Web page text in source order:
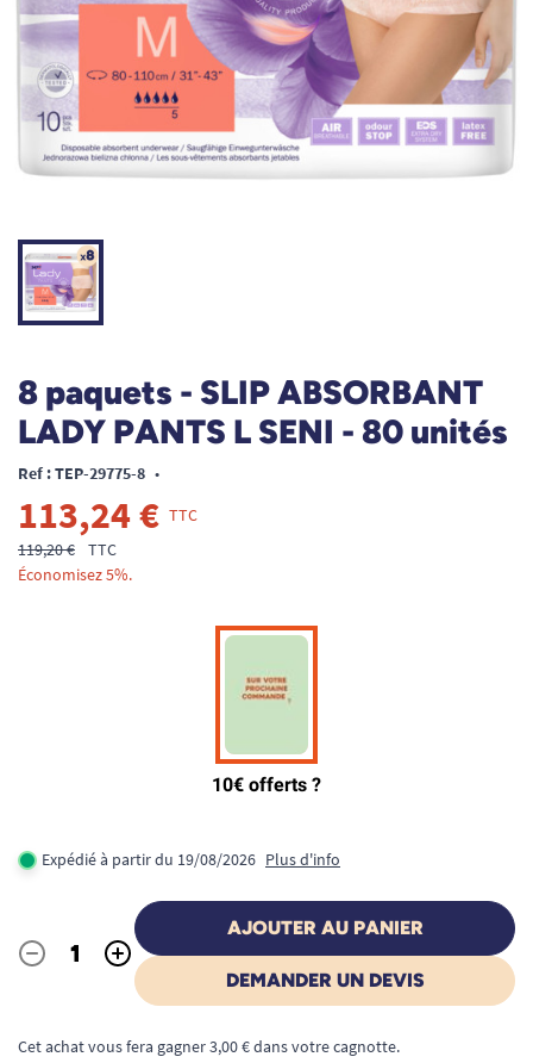
8 paquets - SLIP ABSORBANT
LADY PANTS L SENI - 80 unités
Ref : TEP-29775-8 •
113,24 € TTC
119,20 €
TTC
Économisez 5%.
Expédié à partir du 19/08/2026 Plus d'info
Quantité
- +
AJOUTER AU PANIER
DEMANDER UN DEVIS
Cet achat vous fera gagner 3,00 € dans votre cagnotte.